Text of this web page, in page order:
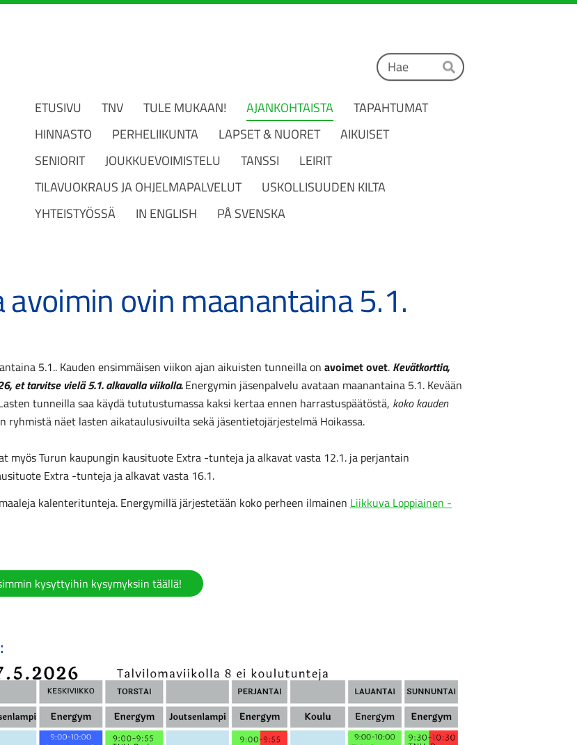
Haku
Hae
ETUSIVU TNV TULE MUKAAN! AJANKOHTAISTA
TAPAHTUMAT
HINNASTO
PERHELIIKUNTA LAPSET & NUORET
AIKUISET
SENIORIT
JOUKKUEVOIMISTELU TANSSI
LEIRIT
TILAVUOKRAUS JA OHJELMAPALVELUT
USKOLLISUUDEN KILTA
YHTEISTYÖSSÄ
IN ENGLISH PÅ SVENSKA
ovin maanantaina 5.1.
5.1.. Kauden ensimmäisen viikon ajan aikuisten tunneilla on avoimet ovet. Kevätkorttia,
et tarvitse vielä 5.1. alkavalla viikolla.Energymin jäsenpalvelu avataan maanantaina 5.1. Kevään
tunneilla saa käydä tututustumassa kaksi kertaa ennen harrastuspäätöstä, koko kauden
ryhmistä näet lasten aikataulusivuilta sekä jäsentietojärjestelmä Hoikassa.
myös Turun kaupungin kausituote Extra -tunteja ja alkavat vasta 12.1. ja perjantain
Extra -tunteja ja alkavat vasta 16.1.
kalenteritunteja. Energymillä järjestetään koko perheen ilmainen Liikkuva Loppiainen -
kysyttyihin kysymyksiin täällä!